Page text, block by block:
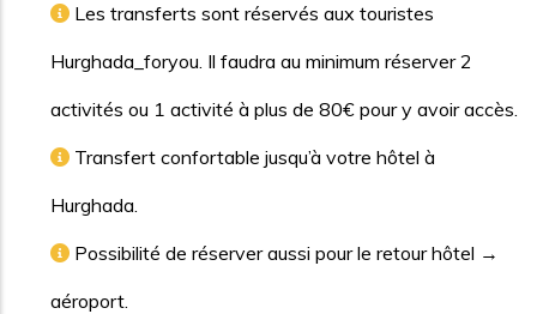
Les transferts sont réservés aux touristes
Hurghada_foryou. Il faudra au minimum réserver 2
activités ou 1 activité à plus de 80€ pour y avoir accès.
Transfert confortable jusqu’à votre hôtel à
Hurghada.
Possibilité de réserver aussi pour le retour hôtel →
aéroport.